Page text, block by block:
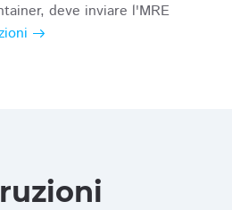
deve inviare l'MRE